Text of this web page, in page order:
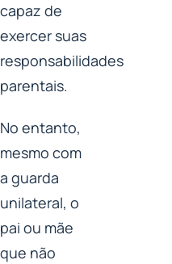
capaz de
exercer suas
responsabilidades
parentais.
No entanto,
mesmo com
a guarda
unilateral, o
pai ou mãe
que não